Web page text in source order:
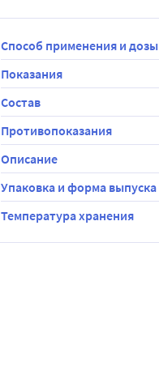
Способ применения и дозы
Показания
Состав
Противопоказания
Описание
Упаковка и форма выпуска
Температура хранения